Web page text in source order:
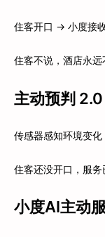
住客开口 → 小度接
住客不说，酒店永远
主动预判 2.0
传感器感知环境变
住客还没开口，服务
小度AI主动